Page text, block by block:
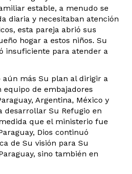
estable, a menudo se
diaria y necesitaban atención
esta pareja abrió sus
hogar a estos niños. Su
insuficiente para atender a
aún más Su plan al dirigir a
equipo de embajadores
Argentina, México y
desarrollar Su Refugio en
que el ministerio fue
Dios continuó
de Su visión para Su
sino también en